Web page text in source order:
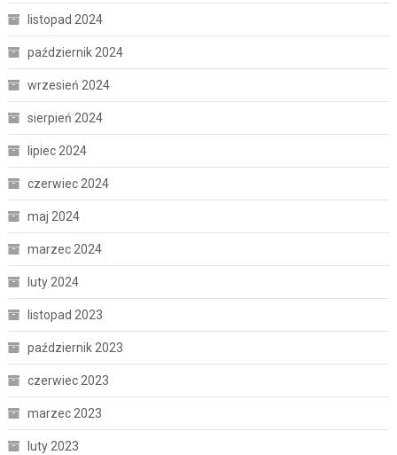
listopad 2024
październik 2024
wrzesień 2024
sierpień 2024
lipiec 2024
czerwiec 2024
maj 2024
marzec 2024
luty 2024
listopad 2023
październik 2023
czerwiec 2023
marzec 2023
luty 2023